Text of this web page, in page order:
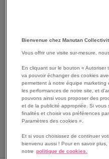
SKIP
BEGINNING
IMAGES
GALLERY
Les avantages
Pouf pour l'intérieur
Résistant à l'abrasion
Voir le descriptif complet
Bienvenue chez Manutan
Vous offrir une visite sur-mesure,
En cliquant sur le bouton « Autoriser
va pouvoir échanger des cookies
permettent à notre équipe
les performances de notre site, et
pouvons ainsi vous proposer des
et de la publicité appropriée. Si vous
finalités et choisir vos préférences
Paramètres des cookies ».
Et si vous choisissez de continuer
bienvenu aussi ! Pour en savoir
notre politique de cookies.